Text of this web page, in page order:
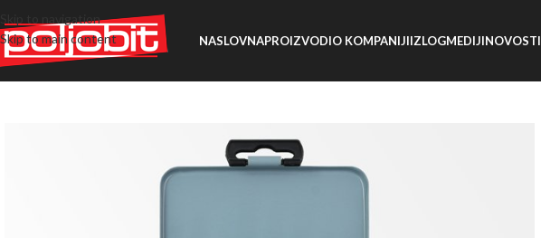
Skip to navigation
Skip to main content
NASLOVNAPROIZVODIO KOMPANIJIIZLOGMEDIJINOVOSTI